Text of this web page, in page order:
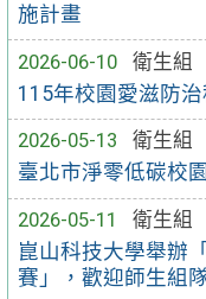
施計畫
2026-06-10
衛生組
115年校園愛滋防
2026-05-13
衛生組
臺北市淨零低碳校
2026-05-11
衛生組
崑山科技大學舉辦
賽」，歡迎師生組